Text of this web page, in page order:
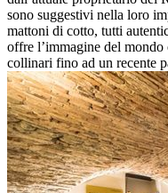
sono suggestivi nella loro
mattoni di cotto, tutti
offre l’immagine del mondo
collinari fino ad un recente